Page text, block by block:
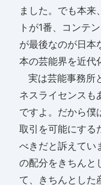
ました。でも本来
トが1番、コンテ
が最後なのが日本
本の芸能界を近代
実は芸能事務所
ネスライセンスも
ですよ。だから僕
取引を可能にする
べきだと訴えてい
の配分をきちんと
て、きちんとした